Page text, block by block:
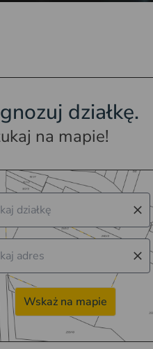
działkę.
na mapie!
Wskaż na mapie